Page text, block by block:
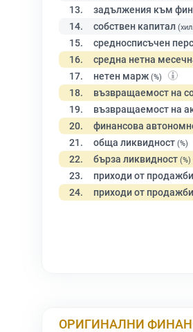
13. задължения към
14. собствен капитал
15. средносписъчен
16. средна нетна
17. нетен марж (%)
18. възвращаемост на
19. възвращаемост на
20. финансова
21. обща ликвидност (%)
22. бърза ликвидност (%)
23. приходи от
24. приходи от
ОРИГИНАЛНИ